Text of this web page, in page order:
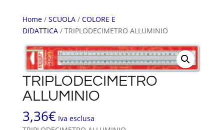
Home/ SCUOLA/ COLORE E
DIDATTICA/ TRIPLODECIMETRO ALLUMINIO
TRIPLODECIMETRO
ALLUMINIO
3,36€ Iva esclusa